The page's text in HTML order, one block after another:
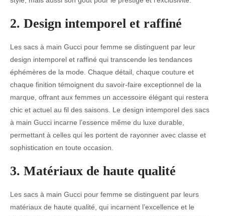
2. Design intemporel et raffiné
Les sacs à main Gucci pour femme se distinguent par leur
design intemporel et raffiné qui transcende les tendances
éphémères de la mode. Chaque détail, chaque couture et
chaque finition témoignent du savoir-faire exceptionnel de la
marque, offrant aux femmes un accessoire élégant qui restera
chic et actuel au fil des saisons. Le design intemporel des sacs
à main Gucci incarne l’essence même du luxe durable,
permettant à celles qui les portent de rayonner avec classe et
sophistication en toute occasion.
3. Matériaux de haute qualité
Les sacs à main Gucci pour femme se distinguent par leurs
matériaux de haute qualité, qui incarnent l’excellence et le